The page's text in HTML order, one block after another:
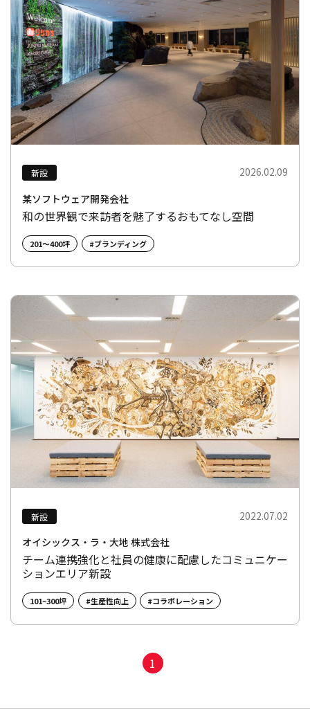
新設
2026.02.09
某ソフトウェア開発会社
和の世界観で来訪者を魅了するおもてなし空間
201～400坪 #ブランディング
新設
2022.07.02
オイシックス・ラ・大地 株式会社
チーム連携強化と社員の健康に配慮したコミュニケー
ションエリア新設
101~300坪 #生産性向上 #コラボレーション
1